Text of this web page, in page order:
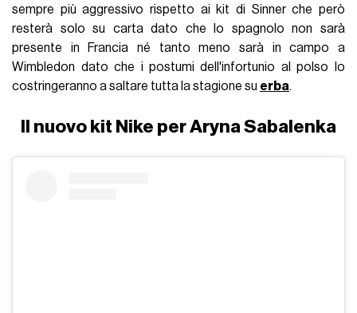
sempre più aggressivo rispetto ai kit di Sinner che però
resterà solo su carta dato che lo spagnolo non sarà
presente in Francia né tanto meno sarà in campo a
Wimbledon dato che i postumi dell'infortunio al polso lo
costringeranno a saltare tutta la stagione su erba.
Il nuovo kit Nike per Aryna Sabalenka